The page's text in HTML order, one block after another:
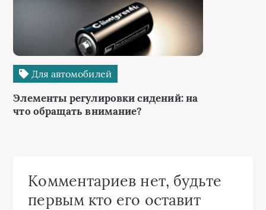
Для автомобилей
Элементы регулировки сидений: на
что обращать внимание?
Комментариев нет, будьте
первым кто его оставит